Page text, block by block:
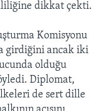
dikkat çekti.
Komisyonu
girdiğini ancak iki
olduğu
Diplomat,
de sert dille